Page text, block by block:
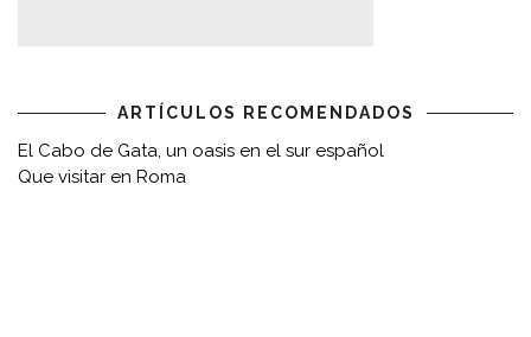
ARTÍCULOS RECOMENDADOS
El Cabo de Gata, un oasis en el sur español
Que visitar en Roma